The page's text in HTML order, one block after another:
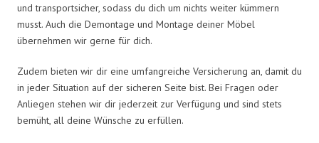
und transportsicher, sodass du dich um nichts weiter kümmern
musst. Auch die Demontage und Montage deiner Möbel
übernehmen wir gerne für dich.
Zudem bieten wir dir eine umfangreiche Versicherung an, damit du
in jeder Situation auf der sicheren Seite bist. Bei Fragen oder
Anliegen stehen wir dir jederzeit zur Verfügung und sind stets
bemüht, all deine Wünsche zu erfüllen.